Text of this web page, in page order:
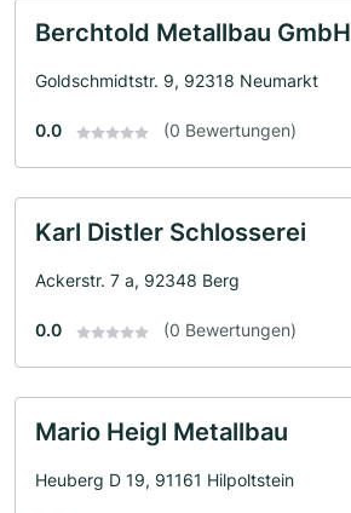
Berchtold Metallbau GmbH
Goldschmidtstr. 9, 92318 Neumarkt
0.0 (0 Bewertungen)
Karl Distler Schlosserei
Ackerstr. 7 a, 92348 Berg
0.0 (0 Bewertungen)
Mario Heigl Metallbau
Heuberg D 19, 91161 Hilpoltstein